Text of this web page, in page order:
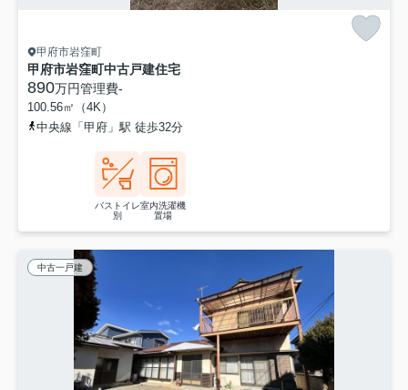
甲府市岩窪町
甲府市岩窪町中古戸建住宅
890万円管理費-
100.56㎡（4K）
中央線「甲府」駅 徒歩32分
バストイレ
別
室内洗濯機
置場
中古一戸建